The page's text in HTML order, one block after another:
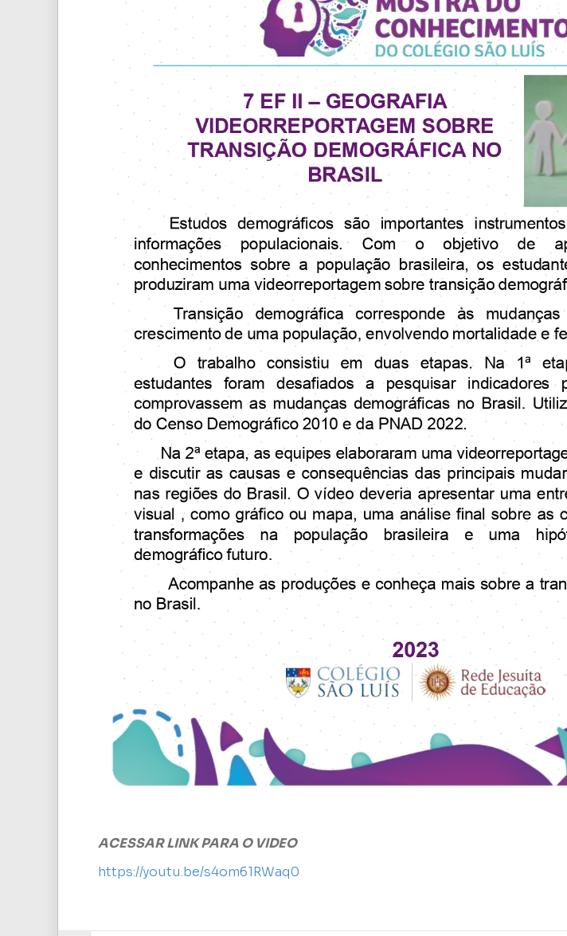
ACESSAR LINK PARA O VIDEO
https://youtu.be/s4om61RWaq0